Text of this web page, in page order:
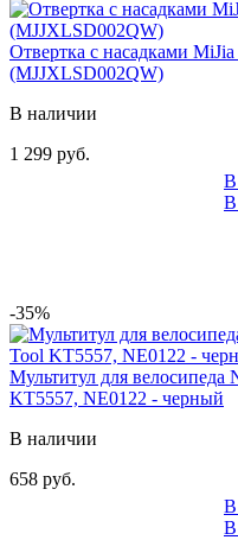
Отвертка с насадками
(MJJXLSD002QW)
В наличии
1 299 руб.
В
В
-35%
Мультитул для
KT5557, NE0122 - черный
В наличии
658 руб.
В
В